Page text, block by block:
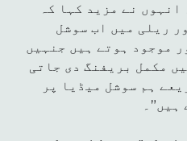
انہوں نے مزید کہا کہ
ریلی میں اب سوشل
موجود ہوتے ہیں جنہیں
مکمل بریفنگ دی جاتی
ہم سوشل میڈیا پر
ہیں”۔